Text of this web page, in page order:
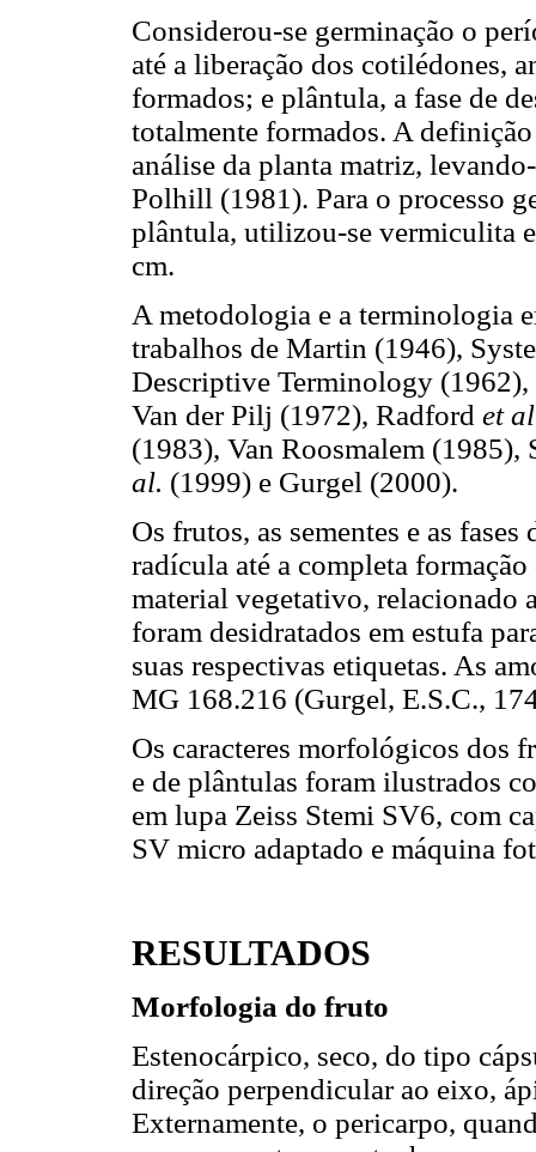
Considerou-se germinação o
até a liberação dos cotilédones,
formados; e plântula, a fase de
totalmente formados. A
análise da planta matriz,
Polhill (1981). Para o processo
plântula, utilizou-se vermiculita
cm.
A metodologia e a terminologia
trabalhos de Martin (1946),
Descriptive Terminology
Van der Pilj (1972), Radford et
(1983), Van Roosmalem
al. (1999) e Gurgel (2000).
Os frutos, as sementes e as
radícula até a completa
material vegetativo, relacionado
foram desidratados em estufa
suas respectivas etiquetas. As
MG 168.216 (Gurgel, E.S.C.,
Os caracteres morfológicos dos
e de plântulas foram ilustrados
em lupa Zeiss Stemi SV6, com
SV micro adaptado e máquina
RESULTADOS
Morfologia do fruto
Estenocárpico, seco, do tipo
direção perpendicular ao eixo,
Externamente, o pericarpo,